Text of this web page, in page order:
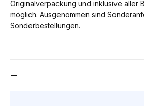
Originalverpackung und inklusive aller
möglich. Ausgenommen sind
Sonderbestellungen.